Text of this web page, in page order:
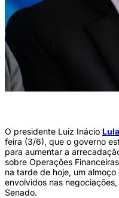
O presidente Luiz Inácio Lula
feira (3/6), que o governo
para aumentar a
sobre Operações
na tarde de hoje, um
envolvidos nas
Senado.